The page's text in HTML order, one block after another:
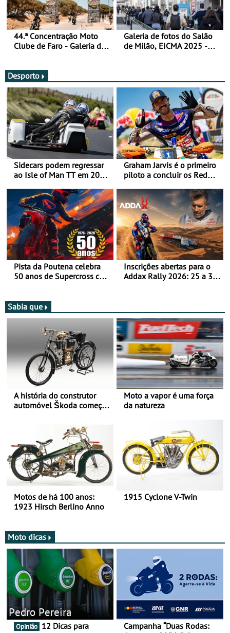
44.ª Concentração Moto
Clube de Faro - Galeria de
Galeria de fotos do Salão
de Milão, EICMA 2025 -
Desporto
Sidecars podem regressar
ao Isle of Man TT em 2027
Graham Jarvis é o primeiro
piloto a concluir os Red
moto elétrica
Pista da Poutena celebra
50 anos de Supercross com
Inscrições abertas para o
Addax Rally 2026: 25 a 30
Sabia que
A história do construtor
automóvel Škoda começou
Moto a vapor é uma força
da natureza
Motos de há 100 anos:
1923 Hirsch Berlino Anno
1915 Cyclone V-Twin
Moto dicas
Pedro Pereira
Opinião
Campanha “Duas Rodas: